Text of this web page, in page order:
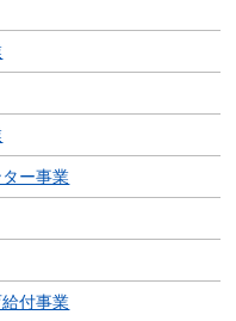
ー事業
付事業